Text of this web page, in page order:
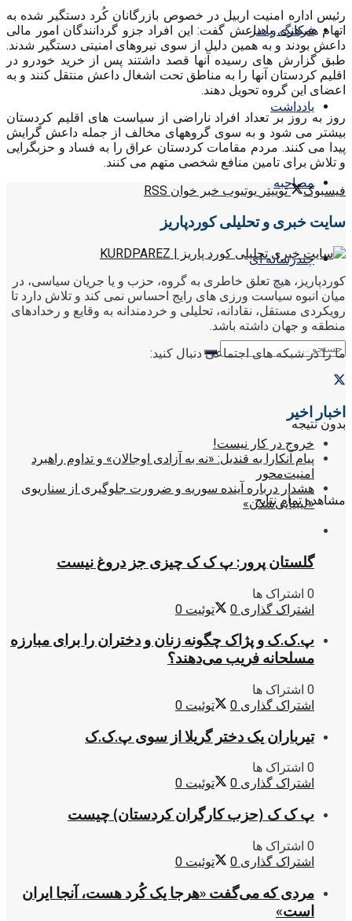
فرهنگ و هنر
یادداشت
مصاحبه
چندرسانه ای
بدون نتیجه
مشاهده تمام نتایج
رئیس اداره امنیت اربیل در خصوص بازرگانان کُرد دستگیر شده به
اتهام همکاری با داعش گفت: این افراد جزو گردانندگان امور مالی
داعش بودند و به همین دلیل از سوی نیروهای امنیتی دستگیر شدند.
طبق گزارش های رسیده آنها قصد داشتند پس از خرید خودرو در
اقلیم کردستان آنها را به مناطق تحت اشغال داعش منتقل کنند و به
اعضای این گروه تحویل دهند.
روز به روز بر تعداد افراد ناراضی از سیاست های اقلیم کردستان
بیشتر می شود و به سوی گروههای مخالف از جمله داعش گرایش
پیدا می کنند. مردم مقامات کردستان عراق را به فساد و حزبگرایی
و تلاش برای تامین منافع شخصی متهم می کنند.
فیسبوک
توییتر یوتیوب خبر خوان RSS
سایت خبری و تحلیلی کوردپاریز
کوردپاریز، هیچ تعلق خاطری به گروه، حزب و یا جریان سیاسی، در
میان انبوه سیاست ورزی های رایج احساس نمی کند و تلاش دارد تا
رویکردی مستقل، نقادانه، تحلیلی و خردمندانه به وقایع و رخدادهای
منطقه و جهان داشته باشد.
ما را در شبکه های اجتماعی دنبال کنید:
اخبار اخیر
خروج در کار نیست!
پیام آنکارا به قندیل: «نه به آزادی اوجالان» و تداوم راهبرد
امنیت‌محور
هشدار درباره آینده سوریه و ضرورت جلوگیری از سناریوی
«لیبیایی‌شدن»
گلستان پرور: پ ک ک چیزی جز دروغ نیست
0 اشتراک ها
اشتراک گذاری 0 توئیت 0
پ.ک.ک و پژاک چگونه زنان و دختران را برای مبارزه
مسلحانه فریب می‌دهند؟
0 اشتراک ها
اشتراک گذاری 0 توئیت 0
تیرباران یک دختر گریلا از سوی پ.ک.ک
0 اشتراک ها
اشتراک گذاری 0 توئیت 0
پ ک ک (حزب کارگران کردستان) چیست
0 اشتراک ها
اشتراک گذاری 0 توئیت 0
مردی که می‌گفت «هرجا یک کُرد هست، آنجا ایران
است»